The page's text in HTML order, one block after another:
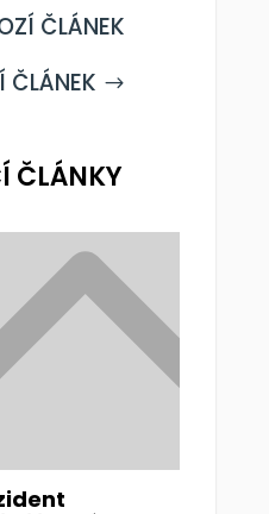
ČLÁNEK
ČLÁNEK $
ČLÁNKY